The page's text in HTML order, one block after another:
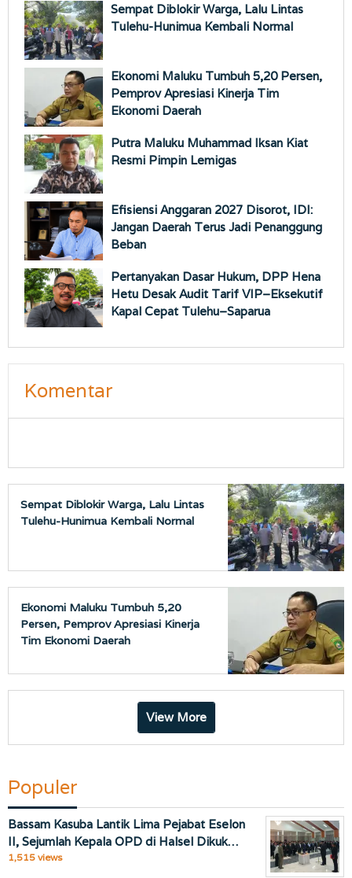
Sempat Diblokir Warga, Lalu Lintas
Tulehu-Hunimua Kembali Normal
Ekonomi Maluku Tumbuh 5,20 Persen,
Pemprov Apresiasi Kinerja Tim
Ekonomi Daerah
Putra Maluku Muhammad Iksan Kiat
Resmi Pimpin Lemigas
Efisiensi Anggaran 2027 Disorot, IDI:
Jangan Daerah Terus Jadi Penanggung
Beban
Pertanyakan Dasar Hukum, DPP Hena
Hetu Desak Audit Tarif VIP–Eksekutif
Kapal Cepat Tulehu–Saparua
Komentar
Sempat Diblokir Warga, Lalu Lintas
Tulehu-Hunimua Kembali Normal
Ekonomi Maluku Tumbuh 5,20
Persen, Pemprov Apresiasi Kinerja
Tim Ekonomi Daerah
View More
Populer
Bassam Kasuba Lantik Lima Pejabat Eselon
II, Sejumlah Kepala OPD di Halsel Dikuk…
1,515 views